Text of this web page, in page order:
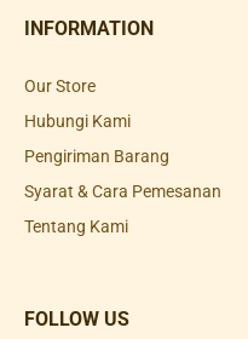
INFORMATION
Our Store
Hubungi Kami
Pengiriman Barang
Syarat & Cara Pemesanan
Tentang Kami
FOLLOW US